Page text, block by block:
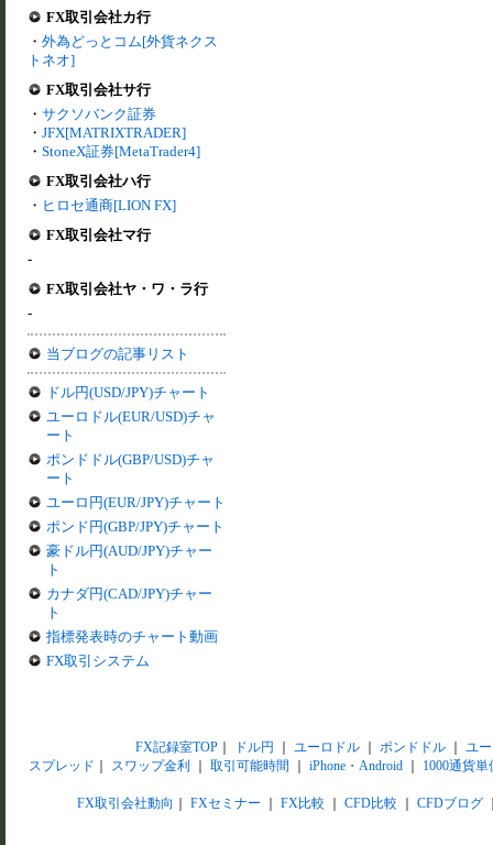
FX取引会社カ行
・ 外為どっとコム[外貨ネクス
トネオ]
FX取引会社サ行
・ サクソバンク証券
・ JFX[MATRIXTRADER]
・ StoneX証券[MetaTrader4]
FX取引会社ハ行
・ ヒロセ通商[LION FX]
FX取引会社マ行
-
FX取引会社ヤ・ワ・ラ行
-
当ブログの記事リスト
ドル円(USD/JPY)チャート
ユーロドル(EUR/USD)チャ
ート
ポンドドル(GBP/USD)チャ
ート
ユーロ円(EUR/JPY)チャート
ポンド円(GBP/JPY)チャート
豪ドル円(AUD/JPY)チャー
ト
カナダ円(CAD/JPY)チャー
ト
指標発表時のチャート動画
FX取引システム
FX記録室TOP｜ ドル円 ユーロドル｜ ポンドドル｜ ユ
スプレッド
スワップ金利 取引可能時間 iPhone・Android 1000通貨単
FX取引会社動向 FXセミナー FX比較 CFD比較 CFDブログ